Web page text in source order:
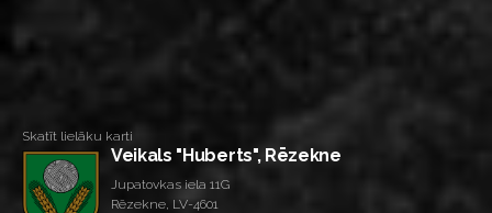
Skatīt lielāku karti
Veikals "Huberts", Rēzekne
Jupatovkas iela 11G
Rēzekne, LV-4601